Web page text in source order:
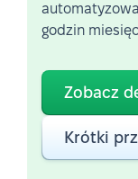
godzin
Zobacz
Krótki